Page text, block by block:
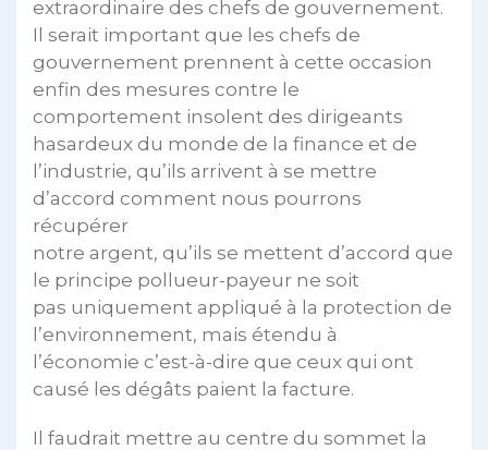
extraordinaire des chefs de gouvernement.
Il serait important que les chefs de
gouvernement prennent à cette occasion
enfin des mesures contre le
comportement insolent des dirigeants
hasardeux du monde de la finance et de
l’industrie, qu’ils arrivent à se mettre
d’accord comment nous pourrons
récupérer
notre argent, qu’ils se mettent d’accord que
le principe pollueur-payeur ne soit
pas uniquement appliqué à la protection de
l’environnement, mais étendu à
l’économie c’est-à-dire que ceux qui ont
causé les dégâts paient la facture.
Il faudrait mettre au centre du sommet la